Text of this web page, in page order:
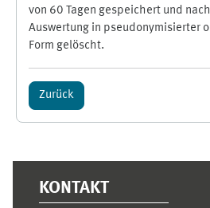
von 60 Tagen gespeichert und
Auswertung in pseudonymisierter
Form gelöscht.
Zurück
KONTAKT